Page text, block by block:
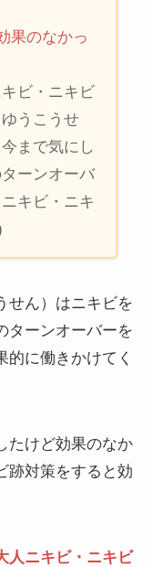
果のなかっ
ビ・ニキビ
うこうせ
まで気にし
ーンオーバ
キビ・ニキ
せん）はニキビを
ターンオーバーを
的に働きかけてく
たけど効果のなか
跡対策をすると効
人ニキビ・ニキビ